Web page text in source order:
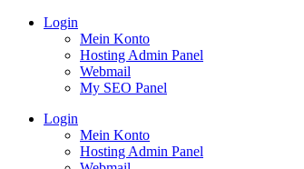
Login
Mein Konto
Hosting Admin Panel
Webmail
My SEO Panel
Login
Mein Konto
Hosting Admin Panel